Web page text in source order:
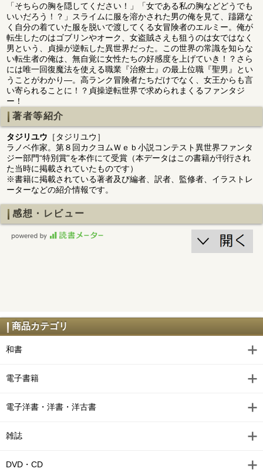
「そちらの胸を隠してください！」「女である私の胸などどうでも
いいだろう！？」スライムに服を溶かされた男の俺を見て、躊躇な
く自分の着ていた服を脱いで渡してくる女冒険者のエルミー。俺が
転生したのはゴブリンやオーク、女盗賊さえも狙うのは女ではなく
男という、貞操が逆転した異世界だった。この世界の常識を知らな
い転生者の俺は、無自覚に女性たちの好感度を上げていき！？さら
には唯一回復魔法を使える職業『治療士』の最上位職『聖男』とい
うことがわかり―。高ランク冒険者たちだけでなく、女王からも言
い寄られることに！？貞操逆転世界で求められまくるファンタジ
ー！
著者等紹介
タジリユウ ［タジリユウ］
ラノベ作家。第８回カクヨムＷｅｂ小説コンテスト異世界ファンタ
ジー部門“特別賞”を本作にて受賞（本データはこの書籍が刊行され
た当時に掲載されていたものです）
※書籍に掲載されている著者及び編者、訳者、監修者、イラストレ
ーターなどの紹介情報です。
感想・レビュー
商品カテゴリ
和書
電子書籍
電子洋書・洋書・洋古書
雑誌
DVD・CD